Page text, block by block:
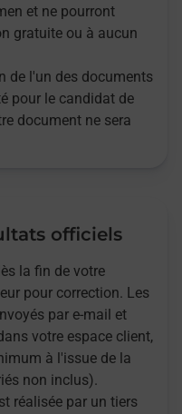
et ne pourront
gratuite ou à aucun
de l'un des documents
pour le candidat de
document ne sera
officiels
la fin de votre
pour correction. Les
par e-mail et
votre espace client,
à l'issue de la
non inclus).
réalisée par un tiers